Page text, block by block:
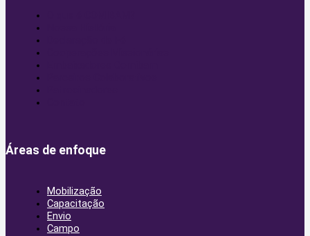
Áreas de enfoque
Mobilização
Capacitação
Envio
Campo